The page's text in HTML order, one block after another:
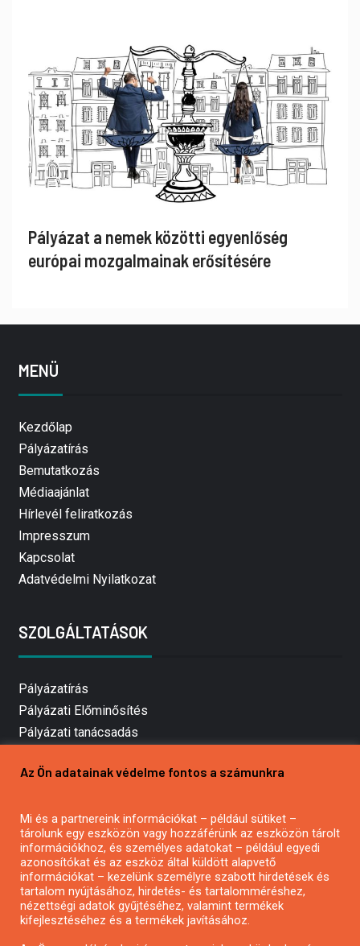
Pályázat a nemek közötti egyenlőség
európai mozgalmainak erősítésére
MENÜ
Kezdőlap
Pályázatírás
Bemutatkozás
Médiaajánlat
Hírlevél feliratkozás
Impresszum
Kapcsolat
Adatvédelmi Nyilatkozat
SZOLGÁLTATÁSOK
Pályázatírás
Pályázati Előminősítés
Pályázati tanácsadás
Mezőgazdasági pályázatírás
Pályázatírás civil szervezeteknek
Pályázatírás önkormányzatoknak
Pályázatfigyelés
Specifikus pályázatfigyelés vagy hírlevél
Az Ön adatainak védelme fontos a számunkra
Mi és a partnereink információkat – például sütiket –
tárolunk egy eszközön vagy hozzáférünk az eszközön tárolt
információkhoz, és személyes adatokat – például egyedi
azonosítókat és az eszköz által küldött alapvető
információkat – kezelünk személyre szabott hirdetések és
tartalom nyújtásához, hirdetés- és tartalomméréshez,
nézettségi adatok gyűjtéséhez, valamint termékek
kifejlesztéséhez és a termékek javításához.